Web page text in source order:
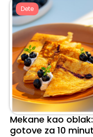
Dete
Mekane kao
gotove za 10